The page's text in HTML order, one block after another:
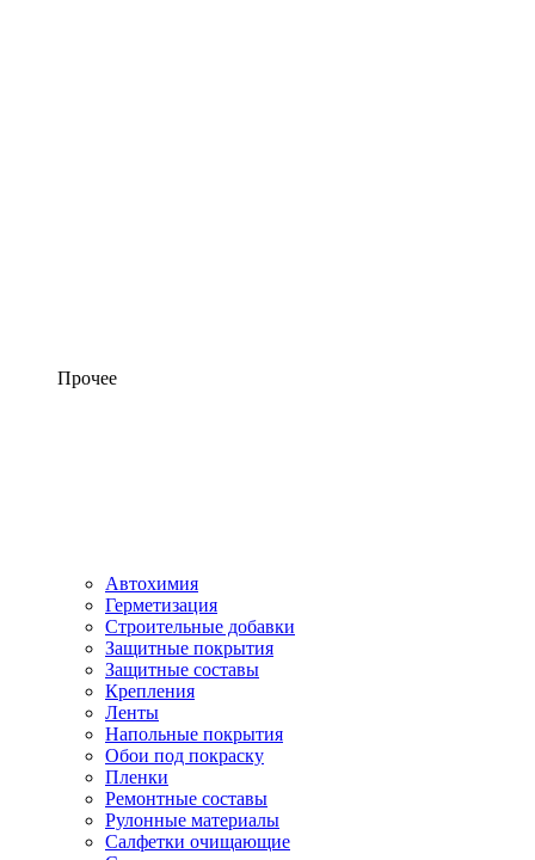
Прочее
Автохимия
Герметизация
Строительные добавки
Защитные покрытия
Защитные составы
Крепления
Ленты
Напольные покрытия
Обои под покраску
Пленки
Ремонтные составы
Рулонные материалы
Салфетки очищающие